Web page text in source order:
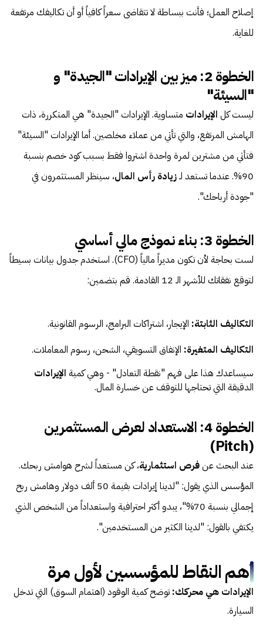
إصلاح العمل؛ فأنت ببساطة لا تتقاضى سعراً كافياً أو أن تكاليفك مرتفعة
للغاية.
الخطوة 2: ميز بين الإيرادات "الجيدة" و
"السيئة"
ليست كل الإيرادات متساوية. الإيرادات "الجيدة" هي المتكررة، ذات
الهامش المرتفع، والتي تأتي من عملاء مخلصين. أما الإيرادات "السيئة"
فتأتي من مشترين لمرة واحدة اشتروا فقط بسبب كود خصم بنسبة
90%. عندما تستعد لـ
زيادة رأس المال، سينظر المستثمرون في
"جودة أرباحك".
الخطوة 3: بناء نموذج مالي أساسي
لست بحاجة لأن تكون مديراً مالياً (CFO). استخدم جدول بيانات بسيطاً
لتوقع نفقاتك للأشهر الـ 12 القادمة. قم بتضمين:
التكاليف الثابتة: الإيجار، اشتراكات البرامج، الرسوم القانونية.
التكاليف المتغيرة: الإنفاق التسويقي، الشحن، رسوم المعاملات.
سيساعدك هذا على فهم "نقطة التعادل" - وهي كمية الإيرادات
الدقيقة التي تحتاجها للتوقف عن خسارة المال.
الخطوة 4: الاستعداد لعرض المستثمرين
(Pitch)
عند البحث عنفرص استثمارية، كن مستعداً لشرح هوامش ربحك.
المؤسس الذي يقول: "لدينا إيرادات بقيمة 50 ألف دولار وهامش ربح
إجمالي بنسبة 70%"، يبدو أكثر احترافية واستعداداً من الشخص الذي
يكتفي بالقول: "لدينا الكثير من المستخدمين".
أهم النقاط للمؤسسين لأول مرة
الإيرادات هي محركك: توضح كمية الوقود (اهتمام السوق) التي تدخل
السيارة.